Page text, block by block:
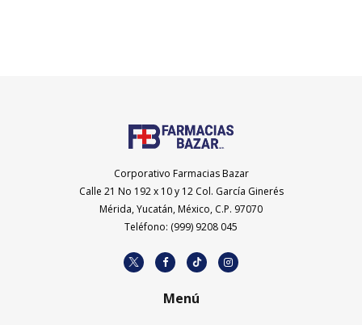
Corporativo Farmacias Bazar
Calle 21 No 192 x 10 y 12 Col. García Ginerés
Mérida, Yucatán, México, C.P. 97070
Teléfono: (999) 9208 045
Menú